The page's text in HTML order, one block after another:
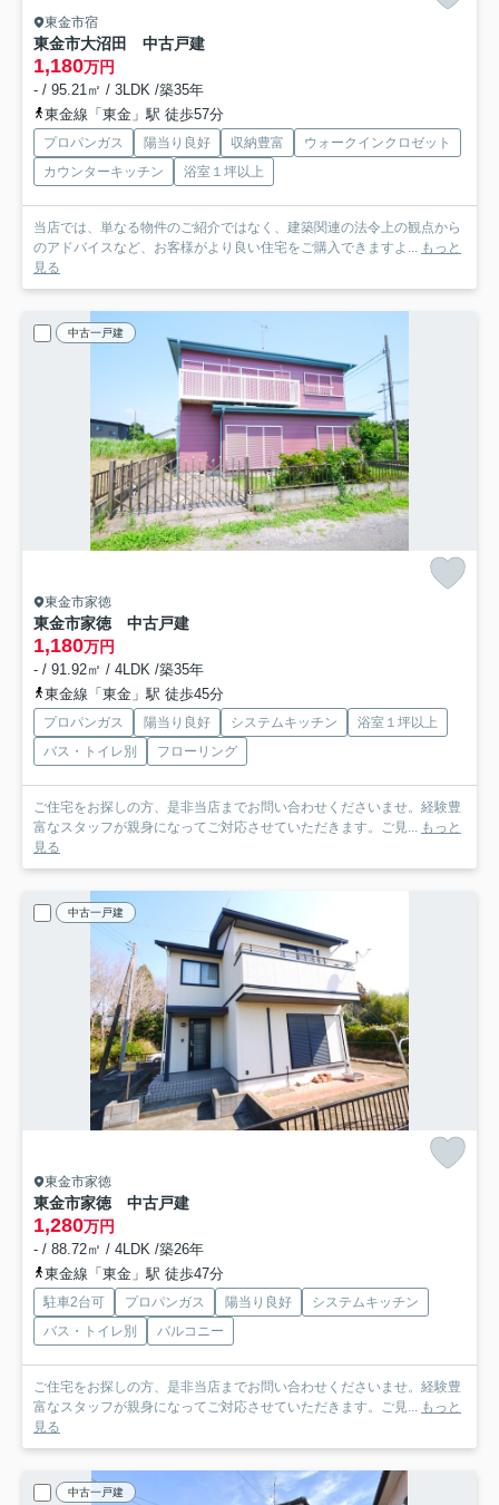
東金市宿
東金市大沼田 中古戸建
1,180万円
- / 95.21㎡ / 3LDK /築35年
東金線「東金」駅 徒歩57分
プロパンガス 陽当り良好 収納豊富
ウォークインクロゼット
カウンターキッチン
浴室１坪以上
当店では、単なる物件のご紹介ではなく、建築関連の法令上の観点から
のアドバイスなど、お客様がより良い住宅をご購入できますよ... もっと
見る
中古一戸建
東金市家徳
東金市家徳 中古戸建
1,180万円
- / 91.92㎡ / 4LDK /築35年
東金線「東金」駅 徒歩45分
プロパンガス 陽当り良好 システムキッチン
浴室１坪以上
バス・トイレ別
フローリング
ご住宅をお探しの方、是非当店までお問い合わせくださいませ。経験豊
富なスタッフが親身になってご対応させていただきます。ご見... もっと
見る
中古一戸建
東金市家徳
東金市家徳 中古戸建
1,280万円
- / 88.72㎡ / 4LDK /築26年
東金線「東金」駅 徒歩47分
駐車2台可 プロパンガス 陽当り良好
システムキッチン
バス・トイレ別
バルコニー
ご住宅をお探しの方、是非当店までお問い合わせくださいませ。経験豊
富なスタッフが親身になってご対応させていただきます。ご見... もっと
見る
中古一戸建